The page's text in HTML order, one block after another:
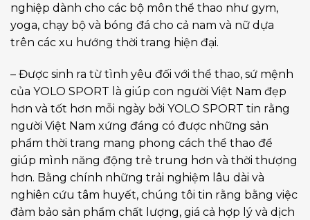
nghiệp dành cho các bộ môn thể thao như gym,
yoga, chạy bộ và bóng đá cho cả nam và nữ dựa
trên các xu hướng thời trang hiện đại.
– Được sinh ra từ tình yêu đối với thể thao, sứ mệnh
của YOLO SPORT là giúp con người Việt Nam đẹp
hơn và tốt hơn mỗi ngày bởi YOLO SPORT tin rằng
người Việt Nam xứng đáng có được những sản
phẩm thời trang mang phong cách thể thao để
giúp mình năng động trẻ trung hơn và thời thượng
hơn. Bằng chính những trải nghiệm lâu dài và
nghiên cứu tâm huyết, chúng tôi tin rằng bằng việc
đảm bảo sản phẩm chất lượng, giá cả hợp lý và dịch